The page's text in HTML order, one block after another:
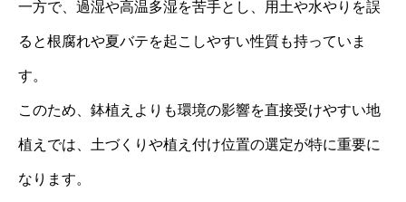
一方で、過湿や高温多湿を苦手とし、用土や水やりを誤
ると根腐れや夏バテを起こしやすい性質も持っていま
す。
このため、鉢植えよりも環境の影響を直接受けやすい地
植えでは、土づくりや植え付け位置の選定が特に重要に
なります。